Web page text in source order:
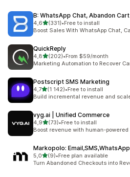
B: WhatsApp Chat, Abandon Cart
4,6z 5 hvězd
(331)
Celkový počet recenzí: 331
•Free to install
Boost Sales With WhatsApp Chat,
QuickReply
4,8z 5 hvězd
(202)
Celkový počet recenzí: 202
•From $59/month
Marketing Automation to Recover
Postscript SMS Marketing
4,7z 5 hvězd
(1 142)
Celkový počet recenzí: 1142
•Free to install
Build incremental revenue and
vyg.ai | Unified Commerce
4,9z 5 hvězd
(73)
Celkový počet recenzí: 73
•Free to install
Boost revenue with human-
Markopolo: Email,SMS,WhatsApp
5,0z 5 hvězd
(9)
Celkový počet recenzí: 9
•Free plan available
Turn Abandoned Checkouts into